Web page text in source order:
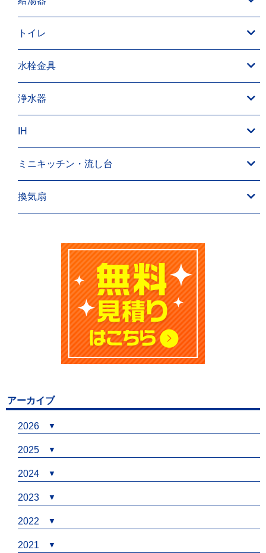
トイレ
水栓金具
浄水器
IH
ミニキッチン・流し台
換気扇
アーカイブ
2026
2025
2024
2023
2022
2021